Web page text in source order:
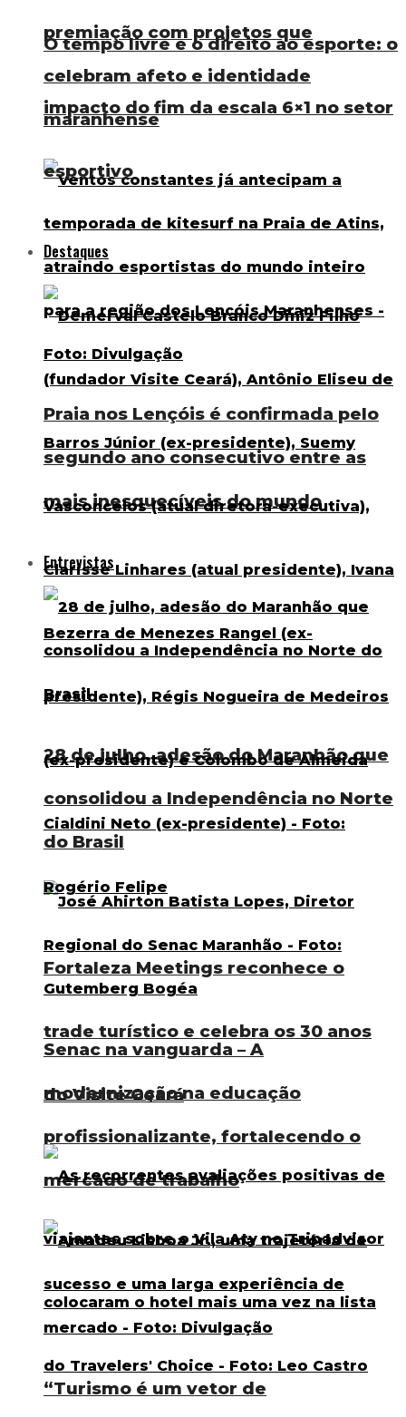
premiação com projetos que
celebram afeto e identidade
maranhense
Praia nos Lençóis é confirmada pelo
segundo ano consecutivo entre as
mais inesquecíveis do mundo
Entrevistas
28 de julho, adesão do Maranhão que
consolidou a Independência no Norte
do Brasil
Senac na vanguarda – A
modernização na educação
profissionalizante, fortalecendo o
mercado de trabalho
“Turismo é um vetor de
O tempo livre e o direito ao esporte: o
impacto do fim da escala 6×1 no setor
esportivo
Destaques
Fortaleza Meetings reconhece o
trade turístico e celebra os 30 anos
do Visite Ceará